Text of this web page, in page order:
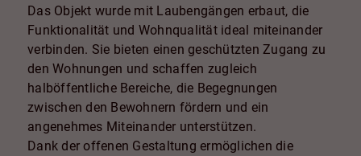
Das Objekt wurde mit Laubengängen erbaut, die
Funktionalität und Wohnqualität ideal miteinander
verbinden. Sie bieten einen geschützten Zugang zu
den Wohnungen und schaffen zugleich
halböffentliche Bereiche, die Begegnungen
zwischen den Bewohnern fördern und ein
angenehmes Miteinander unterstützen.
Dank der offenen Gestaltung ermöglichen die